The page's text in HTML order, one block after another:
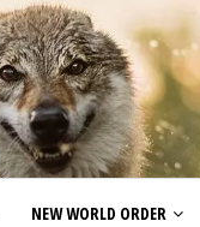
NEW WORLD ORDER